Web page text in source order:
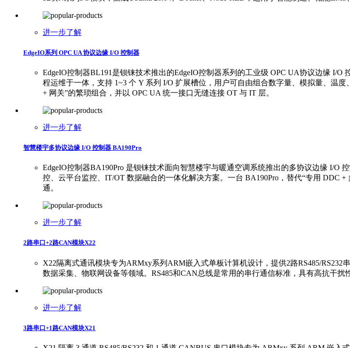
进一步了解
EdgeIO系列 OPC UA 协议边缘 I/O 控制器
EdgeIO控制器BL191是钡铼技术推出的EdgeIO控制器系列的工业级 OPC UA协议边缘 I/
程运维于一体，支持 1~3 个 Y 系列 I/O 扩展槽位，用户可自由组合数字量、模拟量、温
+ 网关”的繁琐组合，并以 OPC UA 统一接口无缝连接 OT 与 IT 层。
进一步了解
智慧楼宇多协议边缘 I/O 控制器 BA190Pro
EdgeIO控制器BA190Pro 是钡铼技术面向智慧楼宇与暖通空调系统推出的多协议边缘 I/O
控、云平台监控、IT/OT 数据融合的一体化解决方案。一台 BA190Pro，替代“专用 DDC
通。
进一步了解
2路串口+2路CAN模块X22
X22隔离式通讯模块专为ARMxy系列ARM嵌入式单板计算机设计，提供2路RS485/
数据采集、物联网设备等领域。RS485和CAN总线是常用的串行通信标准，具有高抗干
进一步了解
3路串口+1路CAN模块X21